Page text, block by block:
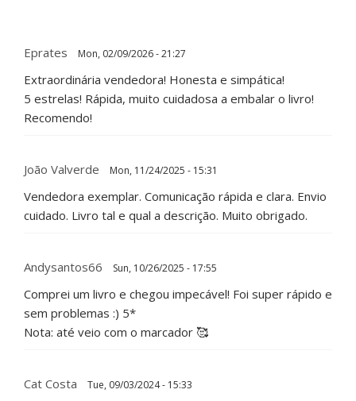
Eprates Mon, 02/09/2026 - 21:27
Extraordinária vendedora! Honesta e simpática!
5 estrelas! Rápida, muito cuidadosa a embalar o livro!
Recomendo!
João Valverde Mon, 11/24/2025 - 15:31
Vendedora exemplar. Comunicação rápida e clara. Envio
cuidado. Livro tal e qual a descrição. Muito obrigado.
Andysantos66 Sun, 10/26/2025 - 17:55
Comprei um livro e chegou impecável! Foi super rápido e
sem problemas :) 5*
Nota: até veio com o marcador 🥰
Cat Costa Tue, 09/03/2024 - 15:33